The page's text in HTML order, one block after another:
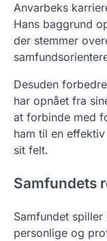
Anvarbeks
Hans baggrund
der stemmer
Desuden
har opnået fra
at forbinde med
ham til en
sit felt.
Samfundets
Samfundet
personlige og